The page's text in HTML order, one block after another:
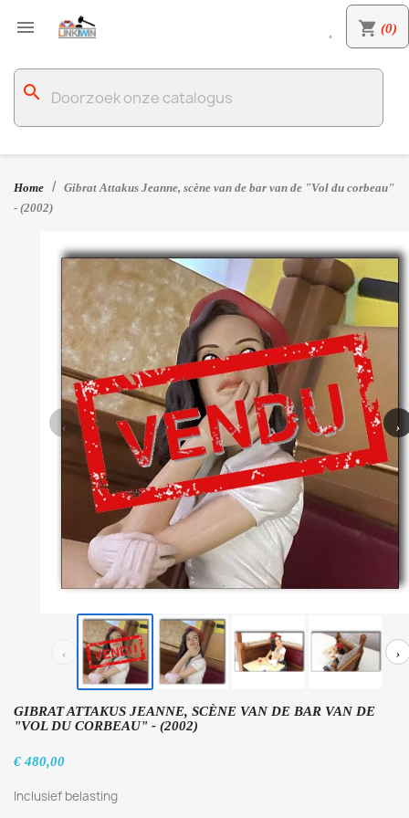
 shopping_cart (0)

search
Home
Gibrat Attakus Jeanne, scène van de bar van de "Vol du corbeau"
- (2002)
‹ ›
‹ ›
GIBRAT ATTAKUS JEANNE, SCÈNE VAN DE BAR VAN DE
"VOL DU CORBEAU" - (2002)
€ 480,00
Inclusief belasting